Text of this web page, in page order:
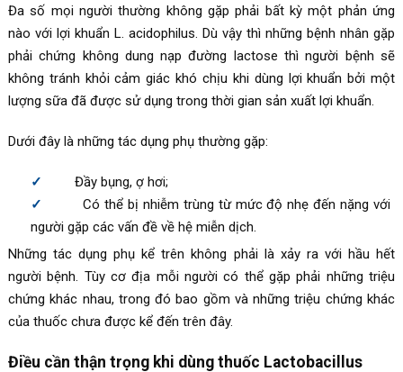
Đa số mọi người thường không gặp phải bất kỳ một phản ứng
nào với lợi khuẩn L. acidophilus. Dù vậy thì những bệnh nhân gặp
phải chứng không dung nạp đường lactose thì người bệnh sẽ
không tránh khỏi cảm giác khó chịu khi dùng lợi khuẩn bởi một
lượng sữa đã được sử dụng trong thời gian sản xuất lợi khuẩn.
Dưới đây là những tác dụng phụ thường gặp:
Đầy bụng, ợ hơi;
Có thể bị nhiễm trùng từ mức độ nhẹ đến nặng với
người gặp các vấn đề về hệ miễn dịch.
Những tác dụng phụ kể trên không phải là xảy ra với hầu hết
người bệnh. Tùy cơ địa mỗi người có thể gặp phải những triệu
chứng khác nhau, trong đó bao gồm và những triệu chứng khác
của thuốc chưa được kể đến trên đây.
Điều cần thận trọng khi dùng thuốc Lactobacillus